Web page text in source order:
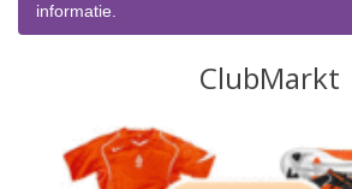
informatie.